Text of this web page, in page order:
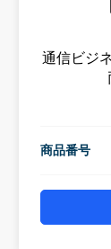
通信ビジ
商品番号